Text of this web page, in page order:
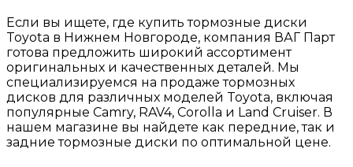
Если вы ищете, где купить тормозные диски
Toyota в Нижнем Новгороде, компания ВАГ Парт
готова предложить широкий ассортимент
оригинальных и качественных деталей. Мы
специализируемся на продаже тормозных
дисков для различных моделей Toyota, включая
популярные Camry, RAV4, Corolla и Land Cruiser. В
нашем магазине вы найдете как передние, так и
задние тормозные диски по оптимальной цене.